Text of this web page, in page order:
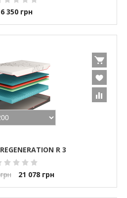
6 350 грн
R 3
грн 21 078 грн